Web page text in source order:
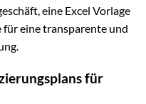
eine Excel Vorlage
eine transparente und
für